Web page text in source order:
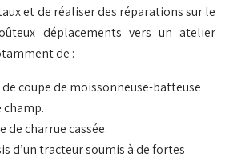
et de réaliser des réparations sur le
déplacements vers un atelier
de :
coupe de moissonneuse-batteuse
de charrue cassée.
d’un tracteur soumis à de fortes